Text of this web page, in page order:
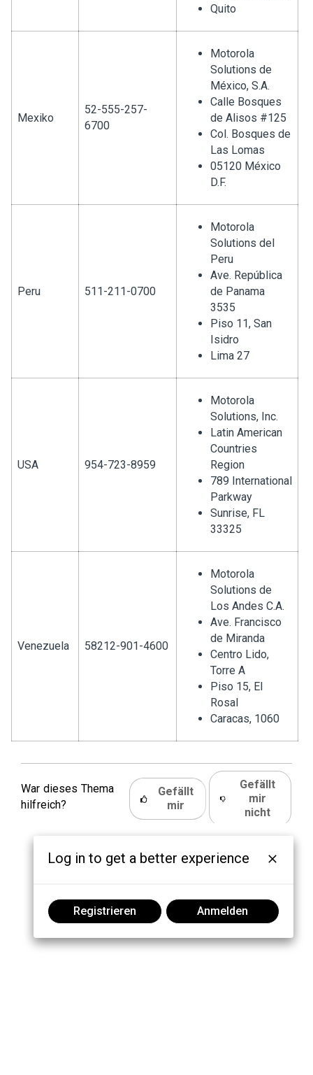
Quito
Mexiko
52-555-257-
6700
Motorola
Solutions de
México, S.A.
Calle Bosques
de Alisos #125
Col. Bosques de
Las Lomas
05120 México
D.F.
Peru 511-211-0700
Motorola
Solutions del
Peru
Ave. República
de Panama
3535
Piso 11, San
Isidro
Lima 27
USA 954-723-8959
Motorola
Solutions, Inc.
Latin American
Countries
Region
789 International
Parkway
Sunrise, FL
33325
Venezuela 58212-901-4600
Motorola
Solutions de
Los Andes C.A.
Ave. Francisco
de Miranda
Centro Lido,
Torre A
Piso 15, El
Rosal
Caracas, 1060
War dieses Thema
hilfreich?
Gefällt
mir
Gefällt
mir
nicht
Log in to get a better experience
Registrieren Anmelden